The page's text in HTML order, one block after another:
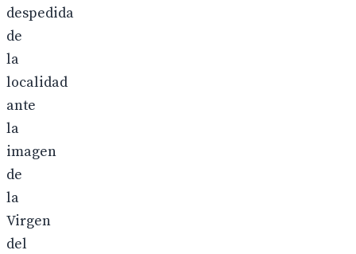
despedida
de
la
localidad
ante
la
imagen
de
la
Virgen
del